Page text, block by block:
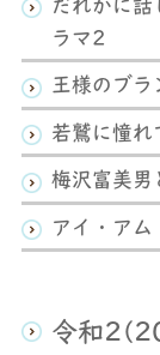
だれかに話
ラマ2
王様のブラ
若鷲に憧れ
梅沢富美男
アイ・アム
令和